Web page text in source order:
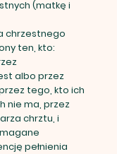
(matkę i
chrzestnego
ten, kto:
albo przez
tego, kto ich
nie ma, przez
chrztu, i
pełnienia